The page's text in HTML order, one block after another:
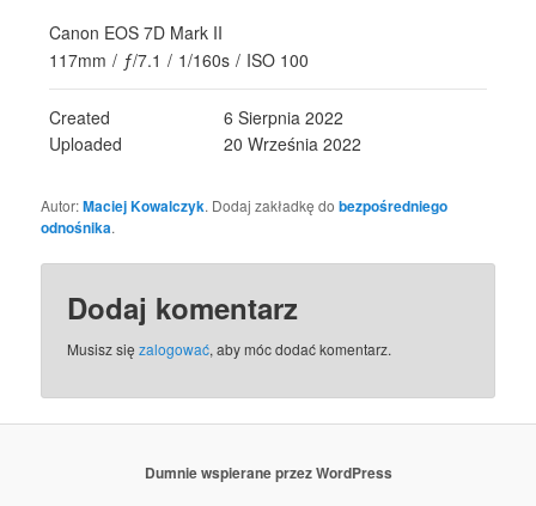
Canon EOS 7D Mark II
117mm / ƒ/7.1 / 1/160s / ISO 100
Created
6 Sierpnia 2022
Uploaded
20 Września 2022
Autor:Maciej Kowalczyk. Dodaj zakładkę dobezpośredniego
odnośnika.
Dodaj komentarz
Musisz sięzalogować, aby móc dodać komentarz.
Dumnie wspierane przez WordPress